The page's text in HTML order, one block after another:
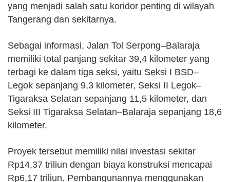
yang menjadi salah satu koridor penting di wilayah
Tangerang dan sekitarnya.
Sebagai informasi, Jalan Tol Serpong–Balaraja
memiliki total panjang sekitar 39,4 kilometer yang
terbagi ke dalam tiga seksi, yaitu Seksi I BSD–
Legok sepanjang 9,3 kilometer, Seksi II Legok–
Tigaraksa Selatan sepanjang 11,5 kilometer, dan
Seksi III Tigaraksa Selatan–Balaraja sepanjang 18,6
kilometer.
Proyek tersebut memiliki nilai investasi sekitar
Rp14,37 triliun dengan biaya konstruksi mencapai
Rp6,17 triliun. Pembangunannya menggunakan